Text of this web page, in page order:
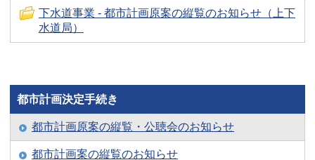
下水道事業 - 都市計画原案の縦覧のお知らせ（上下
水道局）
都市計画決定手続き
都市計画原案の縦覧・公聴会のお知らせ
都市計画案の縦覧のお知らせ